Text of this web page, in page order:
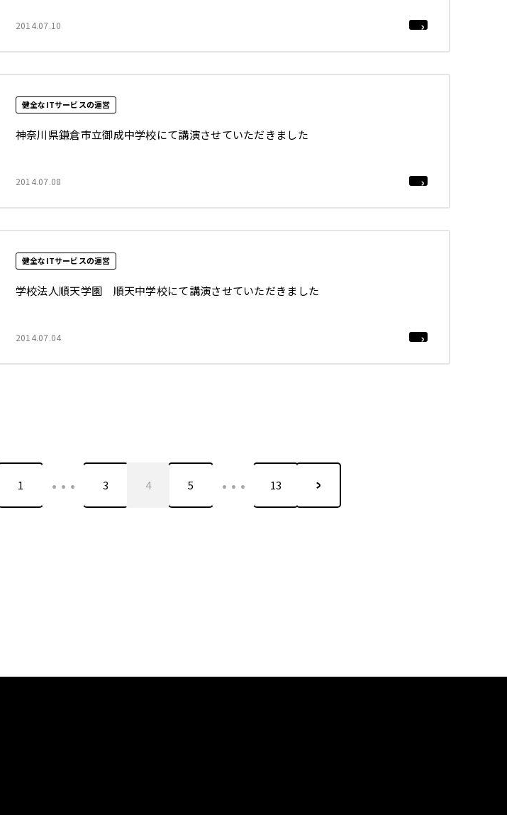
2014.07.10
健全なITサービスの運営
2014.07.08
神奈川県鎌倉市立御成中学校にて講演させていただきました
健全なITサービスの運営
2014.07.04
学校法人順天学園 順天中学校にて講演させていただきました
1 … 3 4 5 … 13